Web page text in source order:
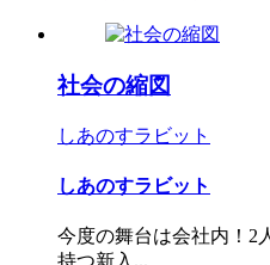
社会の縮図
しあのすラビット
しあのすラビット
今度の舞台は会社内！2